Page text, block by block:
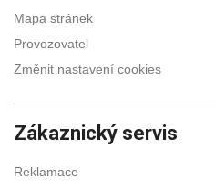
Mapa stránek
Provozovatel
Změnit nastavení cookies
Zákaznický servis
Reklamace